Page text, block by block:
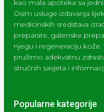
kao mala apoteka sa
Osim usluge izdavanja
medicinskih sredstava
preparate, galenske
njegu i regeneraciju kože.
pružimo adekvatnu
stručnih savjeta i
Popularne kategorije